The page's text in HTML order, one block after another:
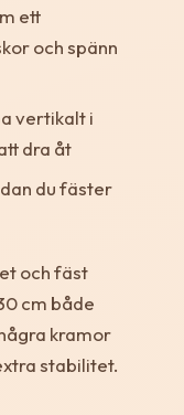
ett
och spänn
vertikalt i
dra åt
du fäster
och fäst
cm både
kramor
stabilitet.